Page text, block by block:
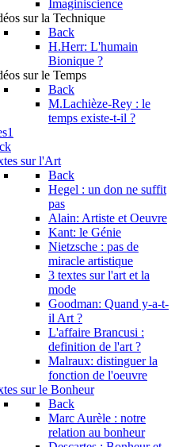
Imaginiscience
sur la Technique
Back
H.Herr: L'humain
Bionique ?
sur le Temps
Back
M.Lachièze-Rey : le
temps existe-t-il ?
sur l'Art
Back
Hegel : un don ne suffit
pas
Alain: Artiste et Oeuvre
Kant: le Génie
Nietzsche : pas de
miracle artistique
3 textes sur l'art et la
mode
Goodman: Quand y-a-t-
il Art ?
L'affaire Brancusi :
definition de l'art ?
Malraux: distinguer la
fonction de l'oeuvre
sur le Bonheur
Back
Marc Aurèle : notre
relation au bonheur